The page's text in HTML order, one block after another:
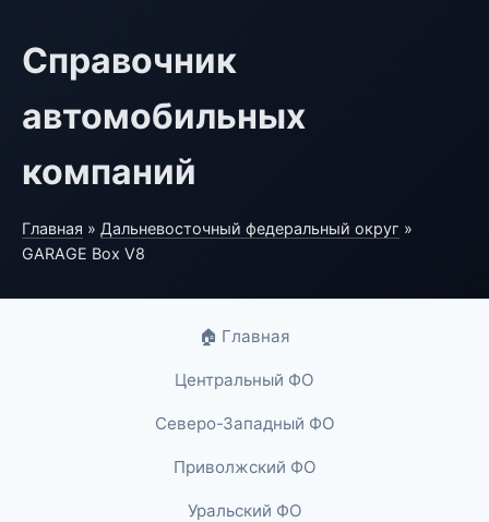
Справочник
автомобильных
компаний
Главная » Дальневосточный федеральный округ »
GARAGE Box V8
🏠 Главная
Центральный ФО
Северо-Западный ФО
Приволжский ФО
Уральский ФО